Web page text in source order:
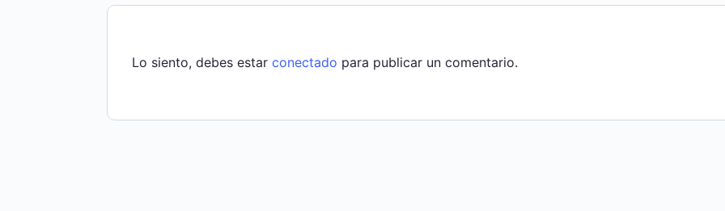
Lo siento, debes estar conectado para publicar un comentario.